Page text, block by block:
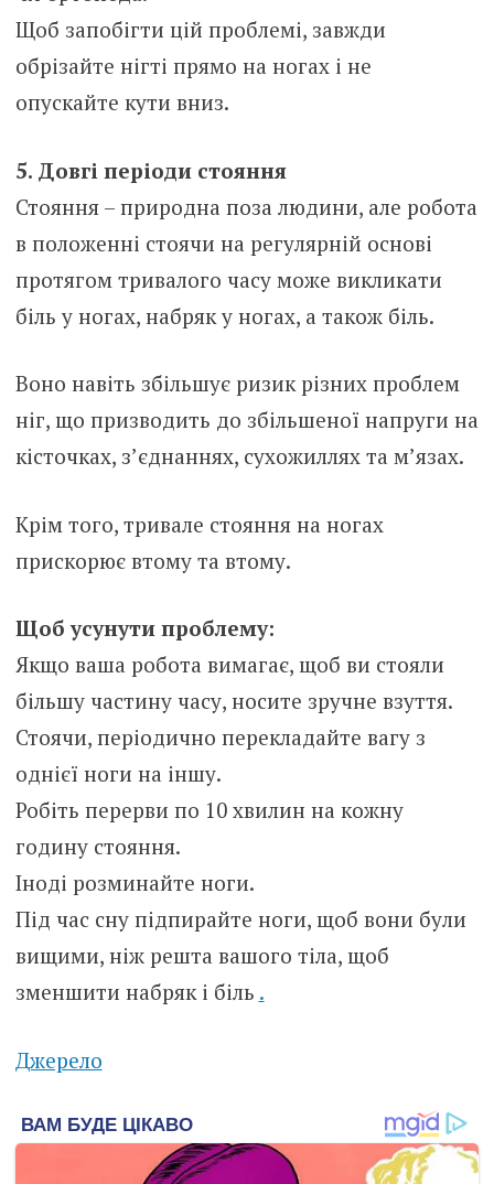
Щоб запобігти цій проблемі, завжди
обрізайте нігті прямо на ногах і не
опускайте кути вниз.
5. Довгі періоди стояння
Стояння – природна поза людини, але робота
в положенні стоячи на регулярній основі
протягом тривалого часу може викликати
біль у ногах, набряк у ногах, а також біль.
Воно навіть збільшує ризик різних проблем
ніг, що призводить до збільшеної напруги на
кісточках, з’єднаннях, сухожиллях та м’язах.
Крім того, тривале стояння на ногах
прискорює втому та втому.
Щоб усунути проблему:
Якщо ваша робота вимагає, щоб ви стояли
більшу частину часу, носите зручне взуття.
Стоячи, періодично перекладайте вагу з
однієї ноги на іншу.
Робіть перерви по 10 хвилин на кожну
годину стояння.
Іноді розминайте ноги.
Під час сну підпирайте ноги, щоб вони були
вищими, ніж решта вашого тіла, щоб
зменшити набряк і біль .
Джерело